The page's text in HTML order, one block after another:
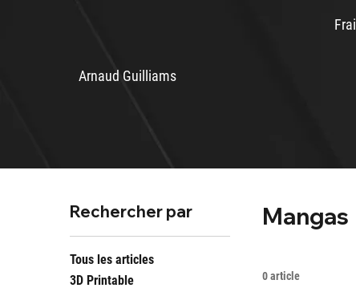
Arnaud Guilliams
Rechercher par
Tous les articles
3D Printable
Mangas
0 article